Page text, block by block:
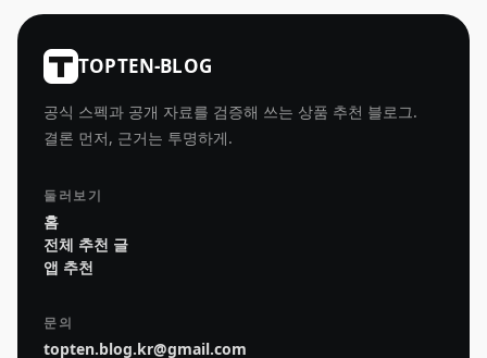
TOPTEN-BLOG
공식 스펙과 공개 자료를 검증해 쓰는 상품 추천 블로그.
결론 먼저, 근거는 투명하게.
둘러보기
홈
전체 추천 글
앱 추천
문의
topten.blog.kr@gmail.com